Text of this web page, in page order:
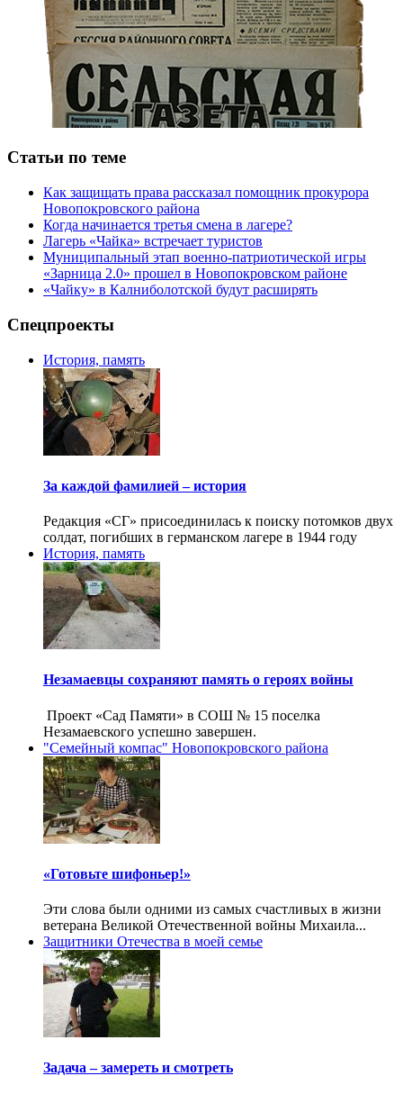
Статьи по теме
Как защищать права рассказал помощник прокурора
Новопокровского района
Когда начинается третья смена в лагере?
Лагерь «Чайка» встречает туристов
Муниципальный этап военно-патриотической игры
«Зарница 2.0» прошел в Новопокровском районе
«Чайку» в Калниболотской будут расширять
Спецпроекты
История, память
За каждой фамилией – история
Редакция «СГ» присоединилась к поиску потомков двух
солдат, погибших в германском лагере в 1944 году
История, память
Незамаевцы сохраняют память о героях войны
Проект «Сад Памяти» в СОШ № 15 поселка
Незамаевского успешно завершен.
"Семейный компас" Новопокровского района
«Готовьте шифоньер!»
Эти слова были одними из самых счастливых в жизни
ветерана Великой Отечественной войны Михаила...
Защитники Отечества в моей семье
Задача – замереть и смотреть